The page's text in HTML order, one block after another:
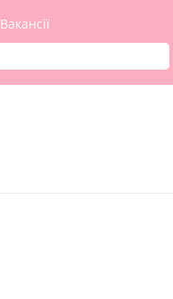
Вакансії